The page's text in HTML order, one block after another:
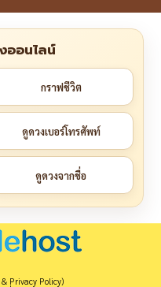
ออนไลน์
กราฟชีวิต
ดูดวงเบอร์โทรศัพท์
ดูดวงจากชื่อ
Privacy Policy)